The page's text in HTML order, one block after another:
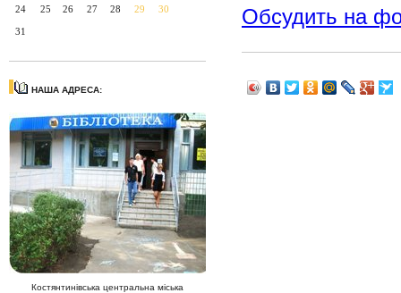
24 25 26 27 28 29 30
31
НАША АДРЕСА:
Костянтинівська центральна міська
Обсудить на